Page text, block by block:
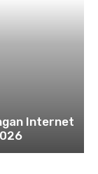
Internet